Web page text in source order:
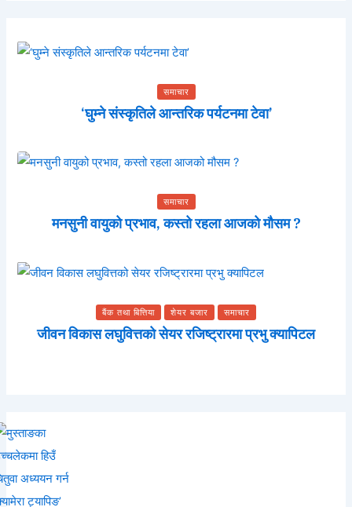
समाचार
‘घुम्ने संस्कृतिले आन्तरिक पर्यटनमा टेवा’
समाचार
मनसुनी वायुको प्रभाव, कस्तो रहला आजको मौसम ?
बैंक तथा बित्तिया शेयर बजार समाचार
जीवन विकास लघुवित्तको सेयर रजिष्ट्रारमा प्रभु क्यापिटल